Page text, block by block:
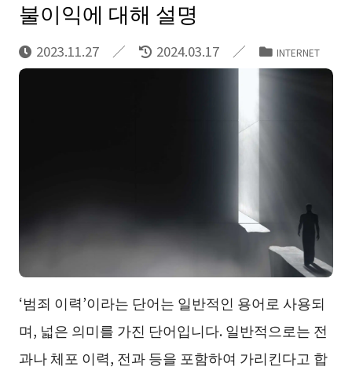
불이익에 대해 설명
2023.11.27 2024.03.17 INTERNET
‘범죄 이력’이라는 단어는 일반적인 용어로 사용되
며, 넓은 의미를 가진 단어입니다. 일반적으로는 전
과나 체포 이력, 전과 등을 포함하여 가리킨다고 합